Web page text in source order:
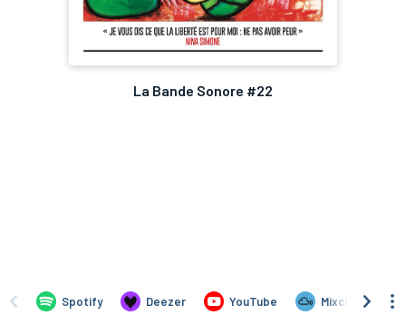
La Bande Sonore #22
Spotify Deezer YouTube Mixcloud